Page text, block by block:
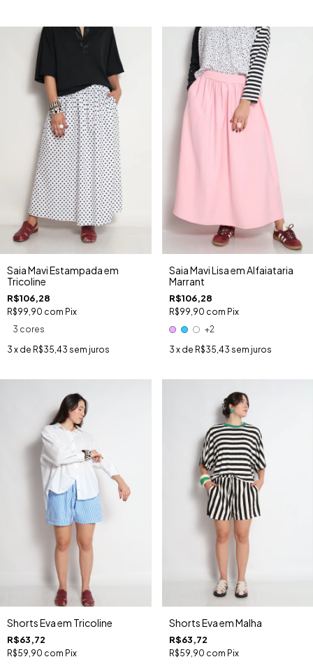
Saia Mavi Estampada em
Tricoline
R$106,28
R$99,90 com Pix
3 cores
3 x de R$35,43 sem juros
Saia Mavi Lisa em Alfaiataria
Marrant
R$106,28
R$99,90 com Pix
+2
3 x de R$35,43 sem juros
Shorts Eva em Tricoline
R$63,72
R$59,90 com Pix
Shorts Eva em Malha
R$63,72
R$59,90 com Pix